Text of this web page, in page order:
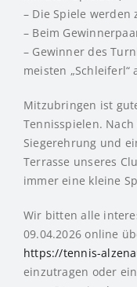
– Die Spiele
– Beim
– Gewinner des
meisten „Schleiferl“
Mitzubringen ist
Tennisspielen.
Siegerehrung und
Terrasse unseres
immer eine kleine
Wir bitten alle
09.04.2026 online
https://tennis-
einzutragen oder